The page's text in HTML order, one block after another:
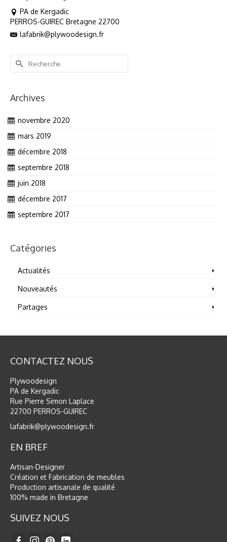
PA de Kergadic
PERROS-GUIREC Bretagne 22700
lafabrik@plywoodesign.fr
Rechercher :
Archives
novembre 2020
mars 2019
décembre 2018
septembre 2018
juin 2018
décembre 2017
septembre 2017
Catégories
Actualités
Nouveautés
Partages
CONTACTEZ NOUS
Plywoodesign
PA de Kergadic
Rue Pierre Simon Laplace
22700 PERROS-GUIREC
lafabrik@plywoodesign.fr
EN BREF
Artisan-Designer
Création et Fabrication de meubles
Production artisanale de qualité
100% made in Bretagne
SUIVEZ NOUS